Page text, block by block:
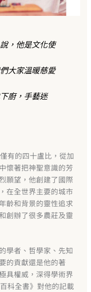
，他是文化使
大家溫暖慈愛
廚，手藝迷
有的四十盧比，從加
懷著把神聖意識的芳
願望，他創建了國際
在全世界主要的城市
齡和背景的靈性追求
創辦了很多農莊及靈
學者、哲學家、先知
的貢獻還是他的著
具權威，深得學術界
科全書》對他的記載